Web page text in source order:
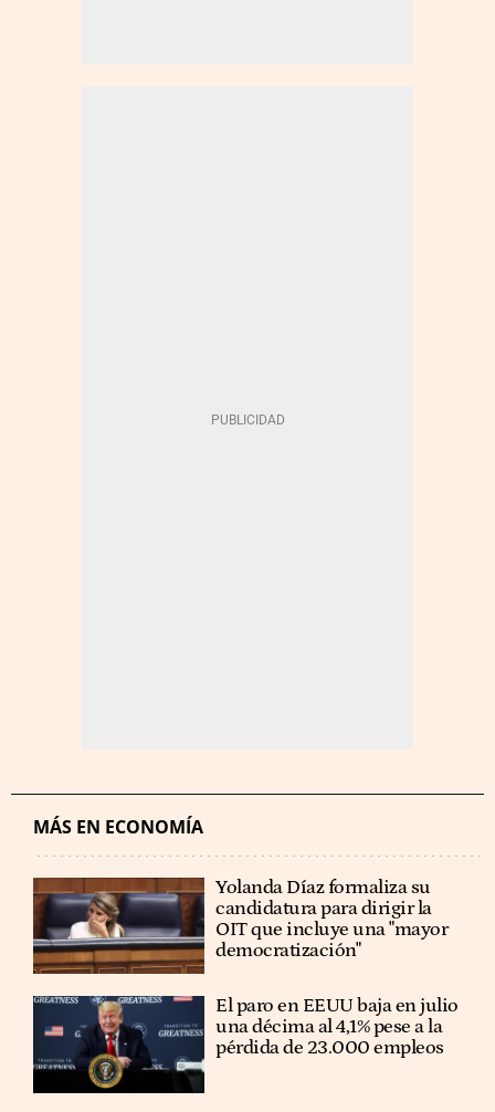
MÁS EN ECONOMÍA
Yolanda Díaz formaliza su
candidatura para dirigir la
OIT que incluye una "mayor
democratización"
El paro en EEUU baja en julio
una décima al 4,1% pese a la
pérdida de 23.000 empleos